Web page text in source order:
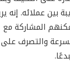
بين عملائه. إنه
المشاركة
والتصرف على